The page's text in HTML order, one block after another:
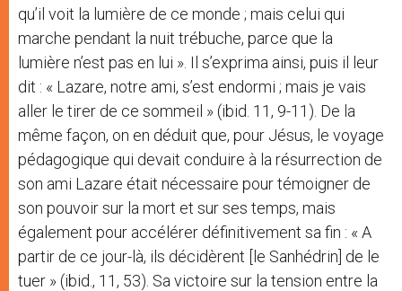
qu’il voit la lumière de ce monde ; mais celui qui
marche pendant la nuit trébuche, parce que la
lumière n’est pas en lui ». Il s’exprima ainsi, puis il leur
dit : « Lazare, notre ami, s’est endormi ; mais je vais
aller le tirer de ce sommeil » (ibid. 11, 9-11). De la
même façon, on en déduit que, pour Jésus, le voyage
pédagogique qui devait conduire à la résurrection de
son ami Lazare était nécessaire pour témoigner de
son pouvoir sur la mort et sur ses temps, mais
également pour accélérer définitivement sa fin : « A
partir de ce jour-là, ils décidèrent [le Sanhédrin] de le
tuer » (ibid., 11, 53). Sa victoire sur la tension entre la